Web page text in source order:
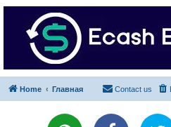
Home Главная Contact us